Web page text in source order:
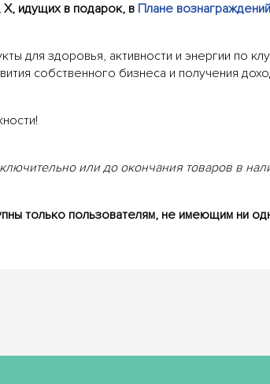
идущих в подарок, в Плане вознаграждений
для здоровья, активности и энергии по
собственного бизнеса и получения
или до окончания товаров в
только пользователям, не имеющим ни